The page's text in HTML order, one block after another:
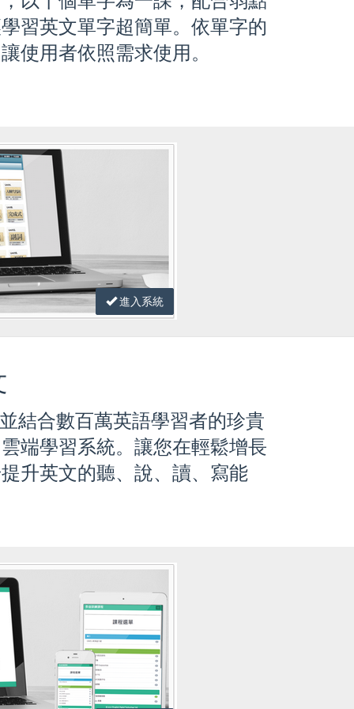
習英文單字超簡單。依單字的
使用者依照需求使用。
進入系統
結合數百萬英語學習者的珍貴
端學習系統。讓您在輕鬆增長
升英文的聽、說、讀、寫能